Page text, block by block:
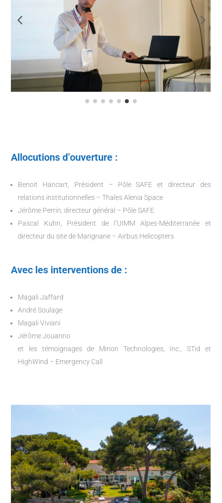
Allocutions d’ouverture :
Benoit Hancart, Président – Pôle SAFE et directeur des
relations institutionnelles – Thales Alenia Space
Jérôme Perrin, directeur général – Pôle SAFE
Pascal Kuhn, Président de l’UIMM Alpes-Méditerranée et
directeur du site de Marignane – Airbus Helicopters
Avec les interventions de :
Magali Jaffard
André Soulage
Magali Viviani
Jérôme Jouanno
et les témoignages de Mirion Technologies, Inc., STid et
HighWind – Emergency Call